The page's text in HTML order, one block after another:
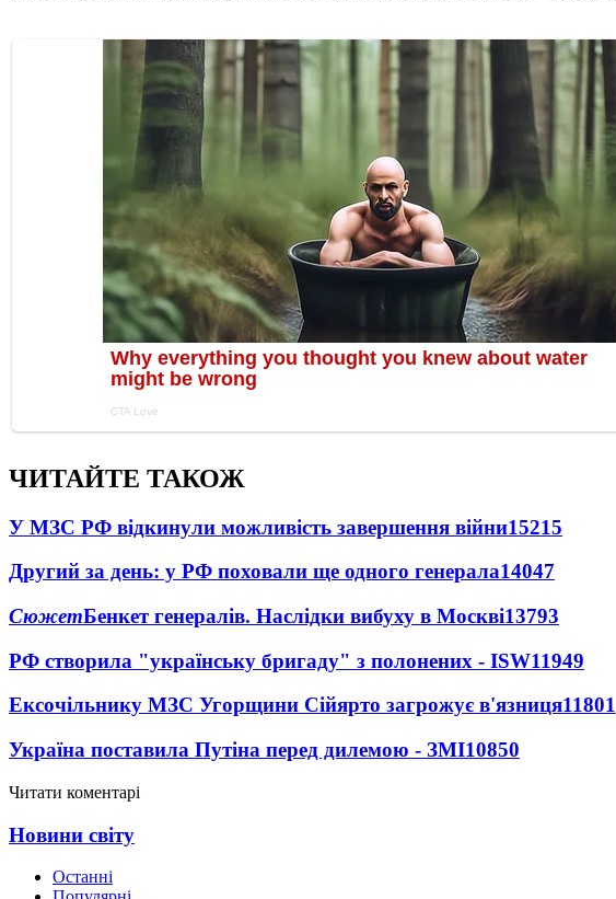
ЧИТАЙТЕ ТАКОЖ
У МЗС РФ відкинули можливість завершення війни15215
Другий за день: у РФ поховали ще одного генерала14047
СюжетБенкет генералів. Наслідки вибуху в Москві13793
РФ створила "українську бригаду" з полонених - ISW11949
Ексочільнику МЗС Угорщини Сійярто загрожує в'язниця11801
Україна поставила Путіна перед дилемою - ЗМІ10850
Читати коментарі
Новини світу
Останні